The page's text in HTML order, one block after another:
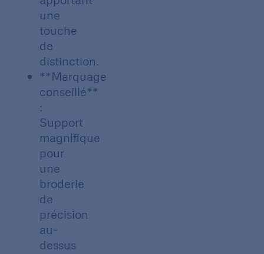
une
touche
de
distinction.
**Marquage
conseillé**
:
Support
magnifique
pour
une
broderie
de
précision
au-
dessus